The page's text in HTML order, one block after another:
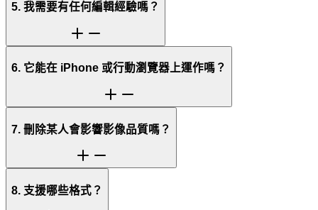
5. 我需要有任何編輯經驗嗎？
6. 它能在 iPhone 或行動瀏覽器上運作嗎？
7. 刪除某人會影響影像品質嗎？
8. 支援哪些格式？